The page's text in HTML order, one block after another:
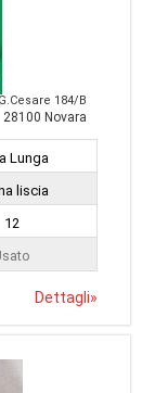
184/B
28100 Novara
Lunga
liscia
12
Dettagli»